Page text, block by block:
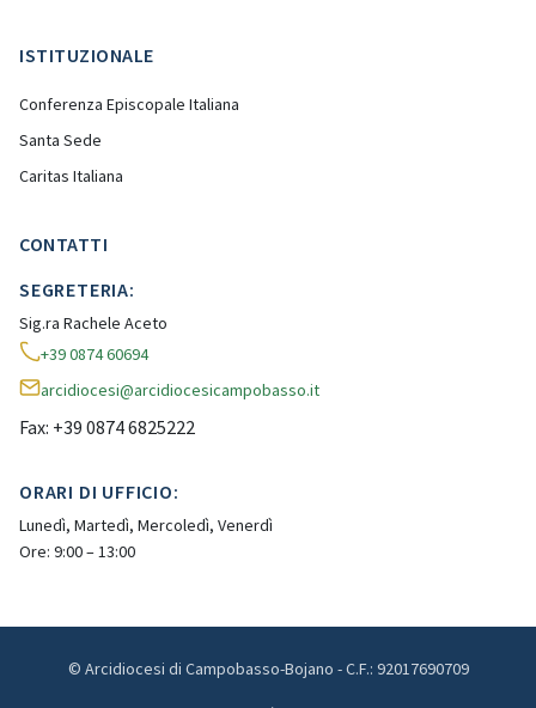
ISTITUZIONALE
Conferenza Episcopale Italiana
Santa Sede
Caritas Italiana
CONTATTI
SEGRETERIA:
Sig.ra Rachele Aceto
+39 0874 60694
arcidiocesi@arcidiocesicampobasso.it
Fax: +39 0874 6825222
ORARI DI UFFICIO:
Lunedì, Martedì, Mercoledì, Venerdì
Ore: 9:00 – 13:00
© Arcidiocesi di Campobasso-Bojano - C.F.: 92017690709